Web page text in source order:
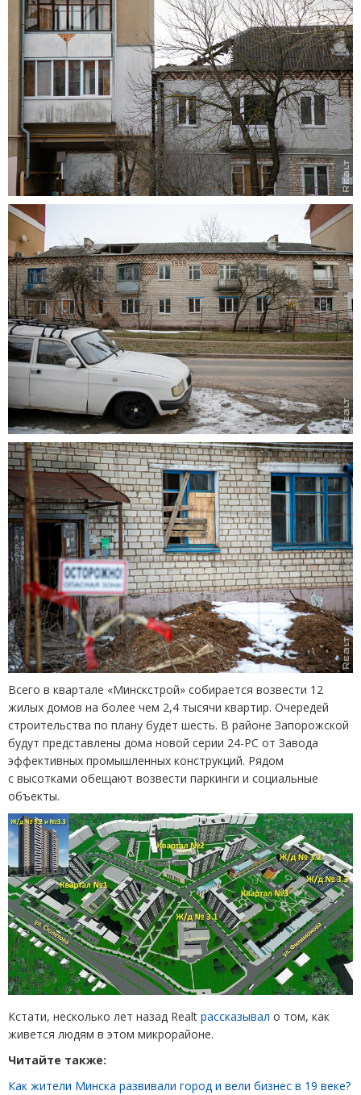
Всего в квартале «Минскстрой» собирается возвести 12
жилых домов на более чем 2,4 тысячи квартир. Очередей
строительства по плану будет шесть. В районе Запорожской
будут представлены дома новой серии 24-РС от Завода
эффективных промышленных конструкций. Рядом
с высотками обещают возвести паркинги и социальные
объекты.
Кстати, несколько лет назад Realt рассказывал о том, как
живется людям в этом микрорайоне.
Читайте также:
Как жители Минска развивали город и вели бизнес в 19 веке?